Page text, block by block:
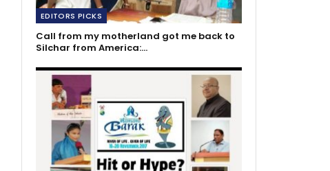
EDITORS PICKS
Call from my motherland got me back to
Silchar from America:…